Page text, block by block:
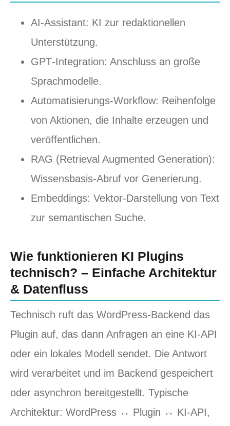
AI‑Assistant: KI zur redaktionellen
Unterstützung.
GPT‑Integration: Anschluss an große
Sprachmodelle.
Automatisierungs‑Workflow: Reihenfolge
von Aktionen, die Inhalte erzeugen und
veröffentlichen.
RAG (Retrieval Augmented Generation):
Wissensbasis‑Abruf vor Generierung.
Embeddings: Vektor‑Darstellung von Text
zur semantischen Suche.
Wie funktionieren KI Plugins
technisch? – Einfache Architektur
& Datenfluss
Technisch ruft das WordPress‑Backend das
Plugin auf, das dann Anfragen an eine KI‑API
oder ein lokales Modell sendet. Die Antwort
wird verarbeitet und im Backend gespeichert
oder asynchron bereitgestellt. Typische
Architektur: WordPress ↔ Plugin ↔ KI‑API,